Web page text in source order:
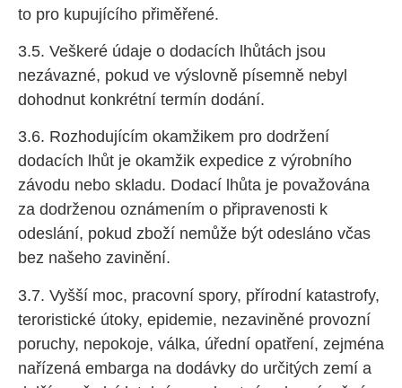
to pro kupujícího přiměřené.
3.5. Veškeré údaje o dodacích lhůtách jsou
nezávazné, pokud ve výslovně písemně nebyl
dohodnut konkrétní termín dodání.
3.6. Rozhodujícím okamžikem pro dodržení
dodacích lhůt je okamžik expedice z výrobního
závodu nebo skladu. Dodací lhůta je považována
za dodrženou oznámením o připravenosti k
odeslání, pokud zboží nemůže být odesláno včas
bez našeho zavinění.
3.7. Vyšší moc, pracovní spory, přírodní katastrofy,
teroristické útoky, epidemie, nezaviněné provozní
poruchy, nepokoje, válka, úřední opatření, zejména
nařízená embarga na dodávky do určitých zemí a